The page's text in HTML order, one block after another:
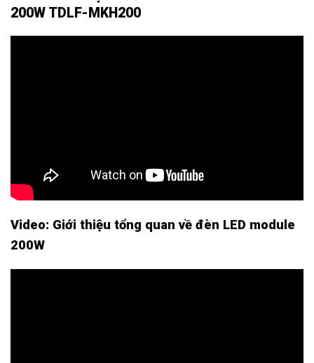
200W TDLF-MKH200
Video: Giới thiệu tổng quan về đèn LED module
200W